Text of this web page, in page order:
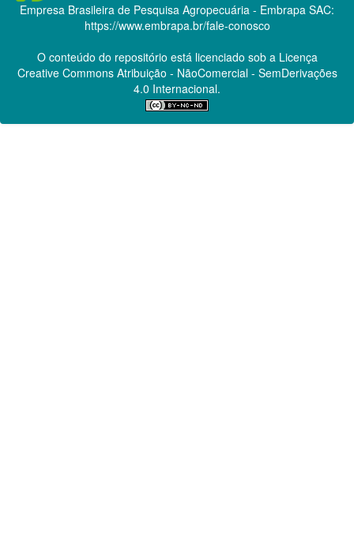
Empresa Brasileira de Pesquisa Agropecuária - Embrapa SAC:
https://www.embrapa.br/fale-conosco
O conteúdo do repositório está licenciado sob a Licença
Creative CommonsAtribuição - NãoComercial - SemDerivações
4.0 Internacional.